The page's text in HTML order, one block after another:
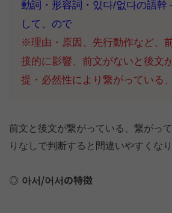
動詞・形容詞・있다/없다の語幹
して、ので
※理由・原因、先行動作など、
接的に影響、前文がないと後文
提・必然性により繋がっている
前文と後文が繋がっている、繋がっ
りなしで判断すると間違いやすくなり
아서/어서の特徴